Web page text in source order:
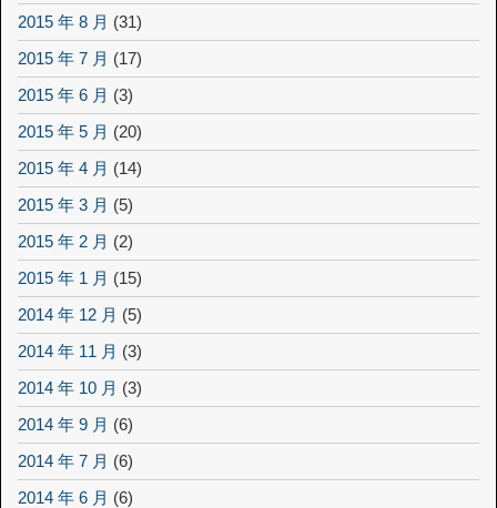
2015 年 8 月 (31)
2015 年 7 月 (17)
2015 年 6 月 (3)
2015 年 5 月 (20)
2015 年 4 月 (14)
2015 年 3 月 (5)
2015 年 2 月 (2)
2015 年 1 月 (15)
2014 年 12 月 (5)
2014 年 11 月 (3)
2014 年 10 月 (3)
2014 年 9 月 (6)
2014 年 7 月 (6)
2014 年 6 月 (6)